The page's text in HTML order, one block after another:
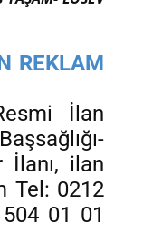
REKLAM
İlan
İlanı, ilan
Tel: 0212
01 01